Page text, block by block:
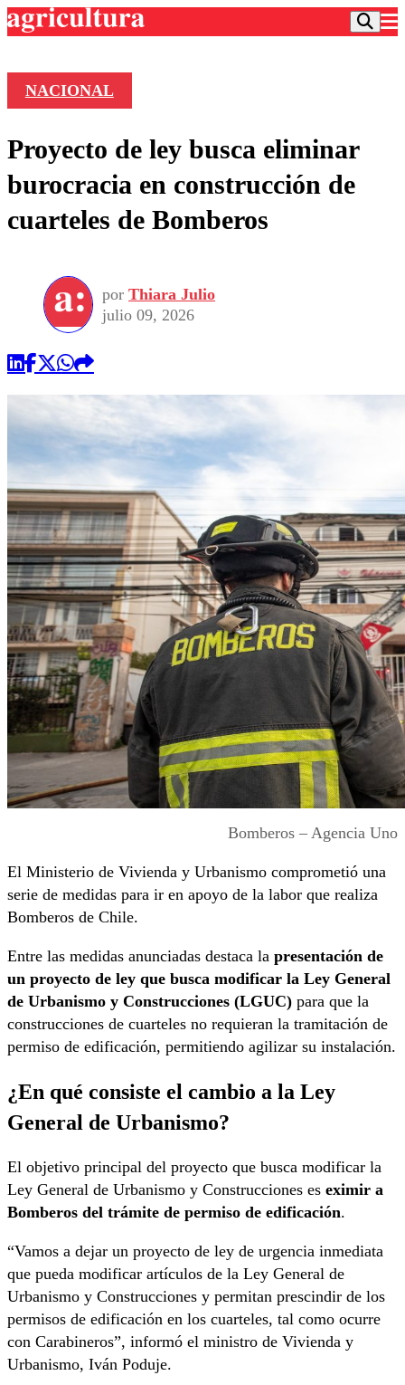
Frecuencias
Agricultura TV
Deportes
Colo Colo
Seleccion Chilena
Torneo Internacional
Universidad de Chile
Entretención
Economía
Internacional
Sustentabilidad
Publicaciones en medios
Opinión
NACIONAL
Proyecto de ley busca eliminar
burocracia en construcción de
cuarteles de Bomberos
por Thiara Julio
julio 09, 2026
Bomberos – Agencia Uno
El Ministerio de Vivienda y Urbanismo comprometió una
serie de medidas para ir en apoyo de la labor que realiza
Bomberos de Chile.
Entre las medidas anunciadas destaca la presentación de
un proyecto de ley que busca modificar la Ley General
de Urbanismo y Construcciones (LGUC) para que la
construcciones de cuarteles no requieran la tramitación de
permiso de edificación, permitiendo agilizar su instalación.
¿En qué consiste el cambio a la Ley
General de Urbanismo?
El objetivo principal del proyecto que busca modificar la
Ley General de Urbanismo y Construcciones es eximir a
Bomberos del trámite de permiso de edificación.
“Vamos a dejar un proyecto de ley de urgencia inmediata
que pueda modificar artículos de la Ley General de
Urbanismo y Construcciones y permitan prescindir de los
permisos de edificación en los cuarteles, tal como ocurre
con Carabineros”, informó el ministro de Vivienda y
Urbanismo, Iván Poduje.